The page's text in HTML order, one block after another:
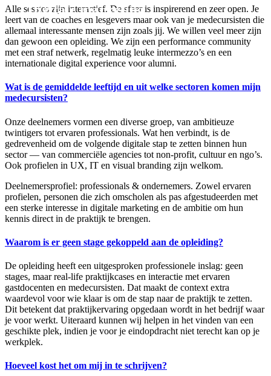
Digitale marketing.
Alle sessies zijn interactief. De sfeer is inspirerend en zeer open. Je
leert van de coaches en lesgevers maar ook van je medecursisten die
allemaal interessante mensen zijn zoals jij. We willen veel meer zijn
dan gewoon een opleiding. We zijn een performance community
met een straf netwerk, regelmatig leuke intermezzo’s en een
internationale digital experience voor alumni.
Wat is de gemiddelde leeftijd en uit welke sectoren komen mijn
medecursisten?
Onze deelnemers vormen een diverse groep, van ambitieuze
twintigers tot ervaren professionals. Wat hen verbindt, is de
gedrevenheid om de volgende digitale stap te zetten binnen hun
sector — van commerciële agencies tot non-profit, cultuur en ngo’s.
Ook profielen in UX, IT en visual branding zijn welkom.
Deelnemersprofiel: professionals & ondernemers. Zowel ervaren
profielen, personen die zich omscholen als pas afgestudeerden met
een sterke interesse in digitale marketing en de ambitie om hun
kennis direct in de praktijk te brengen.
Waarom is er geen stage gekoppeld aan de opleiding?
De opleiding heeft een uitgesproken professionele inslag: geen
stages, maar real-life praktijkcases en interactie met ervaren
gastdocenten en medecursisten. Dat maakt de context extra
waardevol voor wie klaar is om de stap naar de praktijk te zetten.
Dit betekent dat praktijkervaring opgedaan wordt in het bedrijf waar
je voor werkt. Uiteraard kunnen wij helpen in het vinden van een
geschikte plek, indien je voor je eindopdracht niet terecht kan op je
werkplek.
Hoeveel kost het om mij in te schrijven?